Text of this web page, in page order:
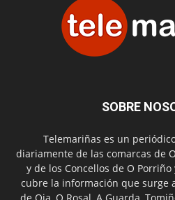
SOBRE
Telemariñas es un
diariamente de las comarcas de
y de los Concellos de O
cubre la información que surge